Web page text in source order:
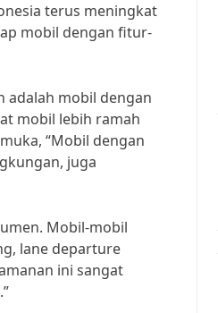
terus meningkat
mobil dengan fitur-
adalah mobil dengan
mobil lebih ramah
“Mobil dengan
juga
Mobil-mobil
lane departure
ini sangat